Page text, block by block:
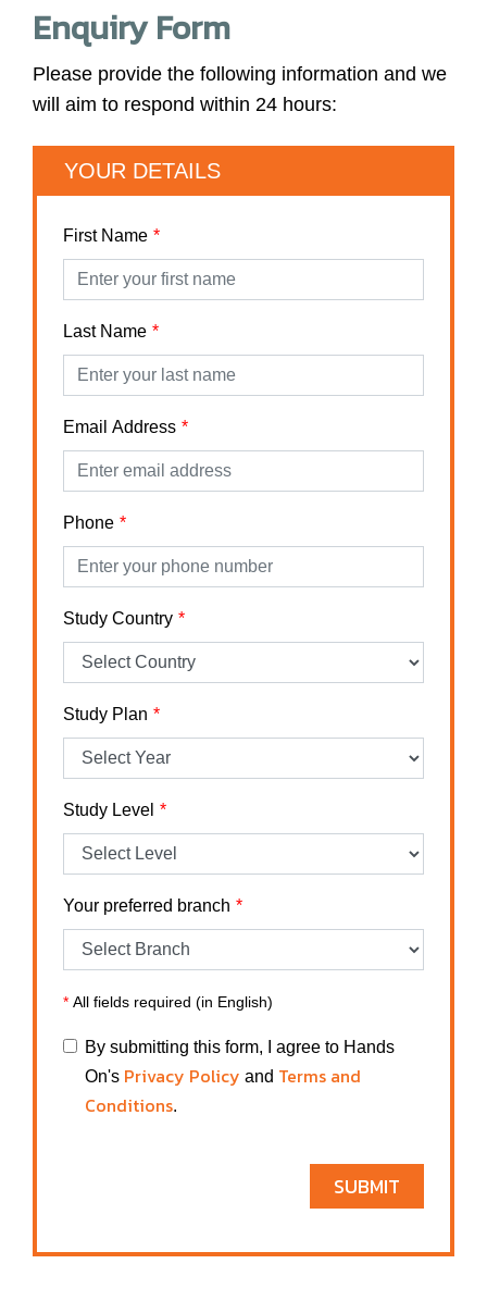
Enquiry Form
Please provide the following information and we
will aim to respond within 24 hours:
YOUR DETAILS
First Name
Last Name
Email Address
Phone
Study Country
Study Plan
Study Level
Your preferred branch
* All fields required (in English)
By submitting this form, I agree to Hands
On's Privacy Policy and Terms and
Conditions.
SUBMIT